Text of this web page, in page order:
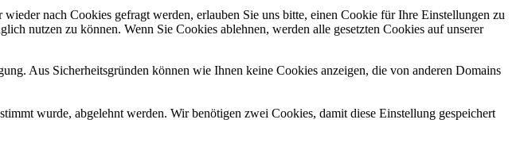
nach Cookies gefragt werden, erlauben Sie uns bitte, einen Cookie für Ihre Einstellungen zu
nutzen zu können. Wenn Sie Cookies ablehnen, werden alle gesetzten Cookies auf unserer
Aus Sicherheitsgründen können wie Ihnen keine Cookies anzeigen, die von anderen Domains
wurde, abgelehnt werden. Wir benötigen zwei Cookies, damit diese Einstellung gespeichert